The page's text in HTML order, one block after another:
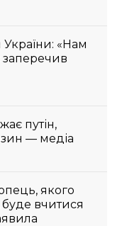
«Нам
заперечив
путін,
— медіа
якого
вчитися